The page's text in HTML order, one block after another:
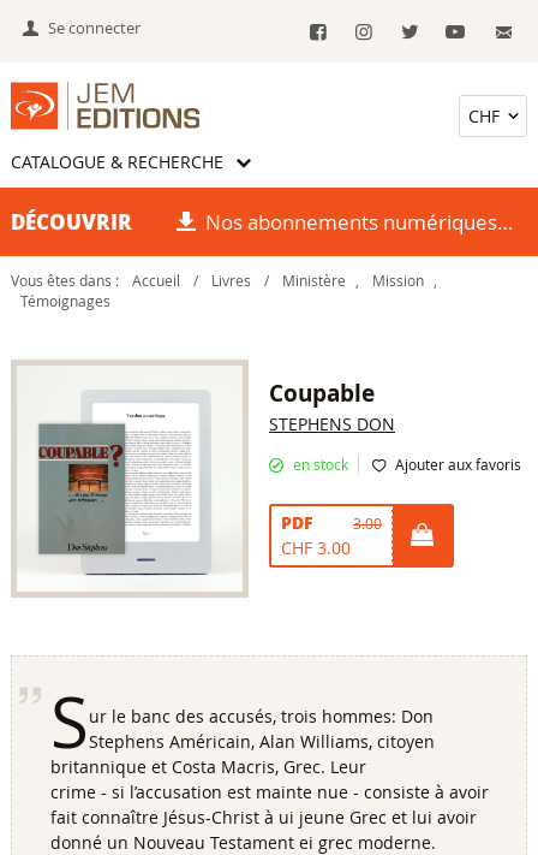
Se connecter
CATALOGUE & RECHERCHE
DÉCOUVRIR Nos abonnements numériques
Vous êtes dans : Accueil / Livres / Ministère Mission
Témoignages
Coupable
STEPHENS DON
en stock Ajouter aux favoris
PDF 3.00
CHF 3.00
S ur le banc des accusés, trois hommes: Don
Stephens Américain, Alan Williams, citoyen
britannique et Costa Macris, Grec. Leur
crime - si l’accusation est mainte nue - consiste à avoir
fait connaître Jésus-Christ à ui jeune Grec et lui avoir
donné un Nouveau Testament ei grec moderne.